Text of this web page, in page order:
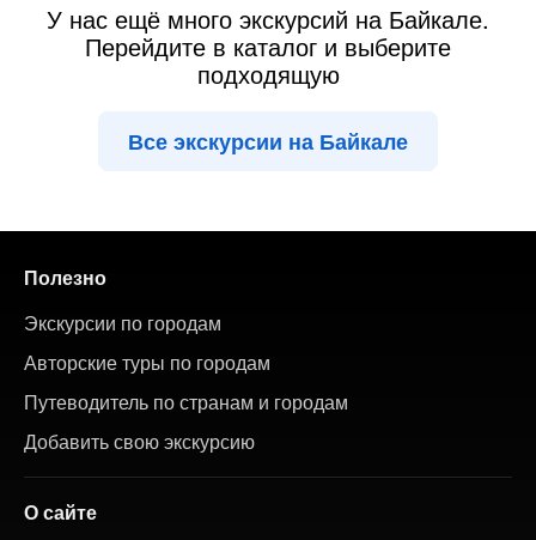
У нас ещё много экскурсий на Байкале.
Перейдите в каталог и выберите
подходящую
Все экскурсии на Байкале
Полезно
Экскурсии по городам
Авторские туры по городам
Путеводитель по странам и городам
Добавить свою экскурсию
О сайте